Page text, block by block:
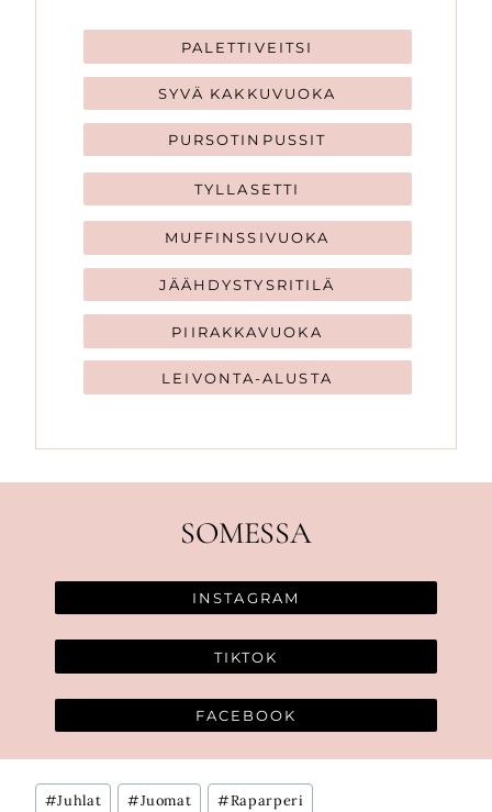
PALETTIVEITSI
SYVÄ KAKKUVUOKA
PURSOTINPUSSIT
TYLLASETTI
MUFFINSSIVUOKA
JÄÄHDYSTYSRITILÄ
PIIRAKKAVUOKA
LEIVONTA-ALUSTA
SOMESSA
INSTAGRAM
TIKTOK
FACEBOOK
Avainsanat:
#Juhlat #Juomat #Raparperi